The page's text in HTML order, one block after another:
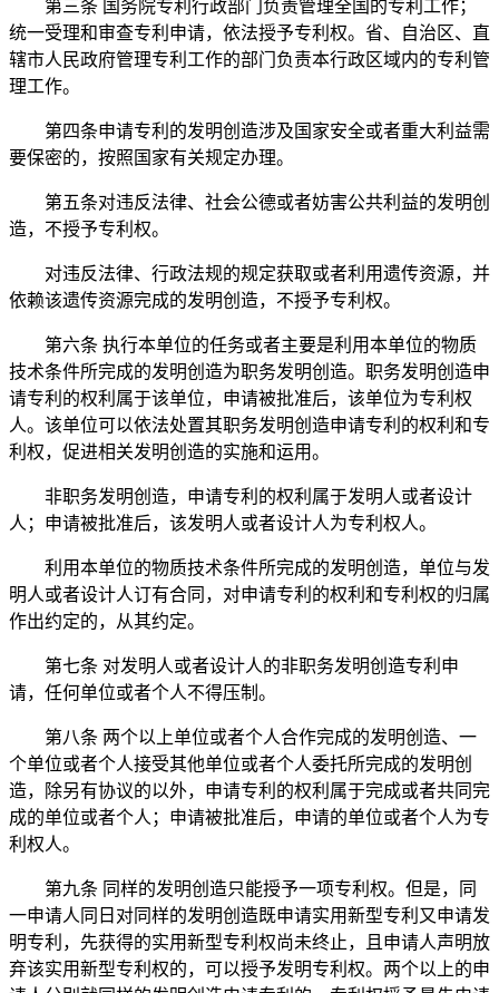
第三条 国务院专利行政部门负责管理全国的专利工作；
统一受理和审查专利申请，依法授予专利权。省、自治区、直
辖市人民政府管理专利工作的部门负责本行政区域内的专利管
理工作。
第四条申请专利的发明创造涉及国家安全或者重大利益需
要保密的，按照国家有关规定办理。
第五条对违反法律、社会公德或者妨害公共利益的发明创
造，不授予专利权。
对违反法律、行政法规的规定获取或者利用遗传资源，并
依赖该遗传资源完成的发明创造，不授予专利权。
第六条 执行本单位的任务或者主要是利用本单位的物质
技术条件所完成的发明创造为职务发明创造。职务发明创造申
请专利的权利属于该单位，申请被批准后，该单位为专利权
人。该单位可以依法处置其职务发明创造申请专利的权利和专
利权，促进相关发明创造的实施和运用。
非职务发明创造，申请专利的权利属于发明人或者设计
人；申请被批准后，该发明人或者设计人为专利权人。
利用本单位的物质技术条件所完成的发明创造，单位与发
明人或者设计人订有合同，对申请专利的权利和专利权的归属
作出约定的，从其约定。
第七条 对发明人或者设计人的非职务发明创造专利申
请，任何单位或者个人不得压制。
第八条 两个以上单位或者个人合作完成的发明创造、一
个单位或者个人接受其他单位或者个人委托所完成的发明创
造，除另有协议的以外，申请专利的权利属于完成或者共同完
成的单位或者个人；申请被批准后，申请的单位或者个人为专
利权人。
第九条 同样的发明创造只能授予一项专利权。但是，同
一申请人同日对同样的发明创造既申请实用新型专利又申请发
明专利，先获得的实用新型专利权尚未终止，且申请人声明放
弃该实用新型专利权的，可以授予发明专利权。两个以上的申